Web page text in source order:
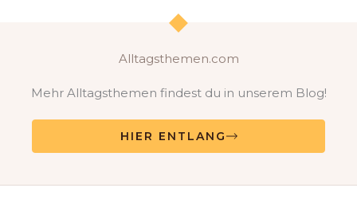
Alltagsthemen.com
Mehr Alltagsthemen findest du in unserem Blog!
HIER ENTLANG